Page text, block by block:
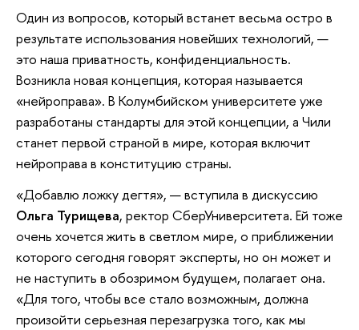
Один из вопросов, который встанет весьма остро в
результате использования новейших технологий, —
это наша приватность, конфиденциальность.
Возникла новая концепция, которая называется
«нейроправа». В Колумбийском университете уже
разработаны стандарты для этой концепции, а Чили
станет первой страной в мире, которая включит
нейроправа в конституцию страны.
«Добавлю ложку дегтя», — вступила в дискуссию
Ольга Турищева, ректор СберУниверситета. Ей тоже
очень хочется жить в светлом мире, о приближении
которого сегодня говорят эксперты, но он может и
не наступить в обозримом будущем, полагает она.
«Для того, чтобы все стало возможным, должна
произойти серьезная перезагрузка того, как мы